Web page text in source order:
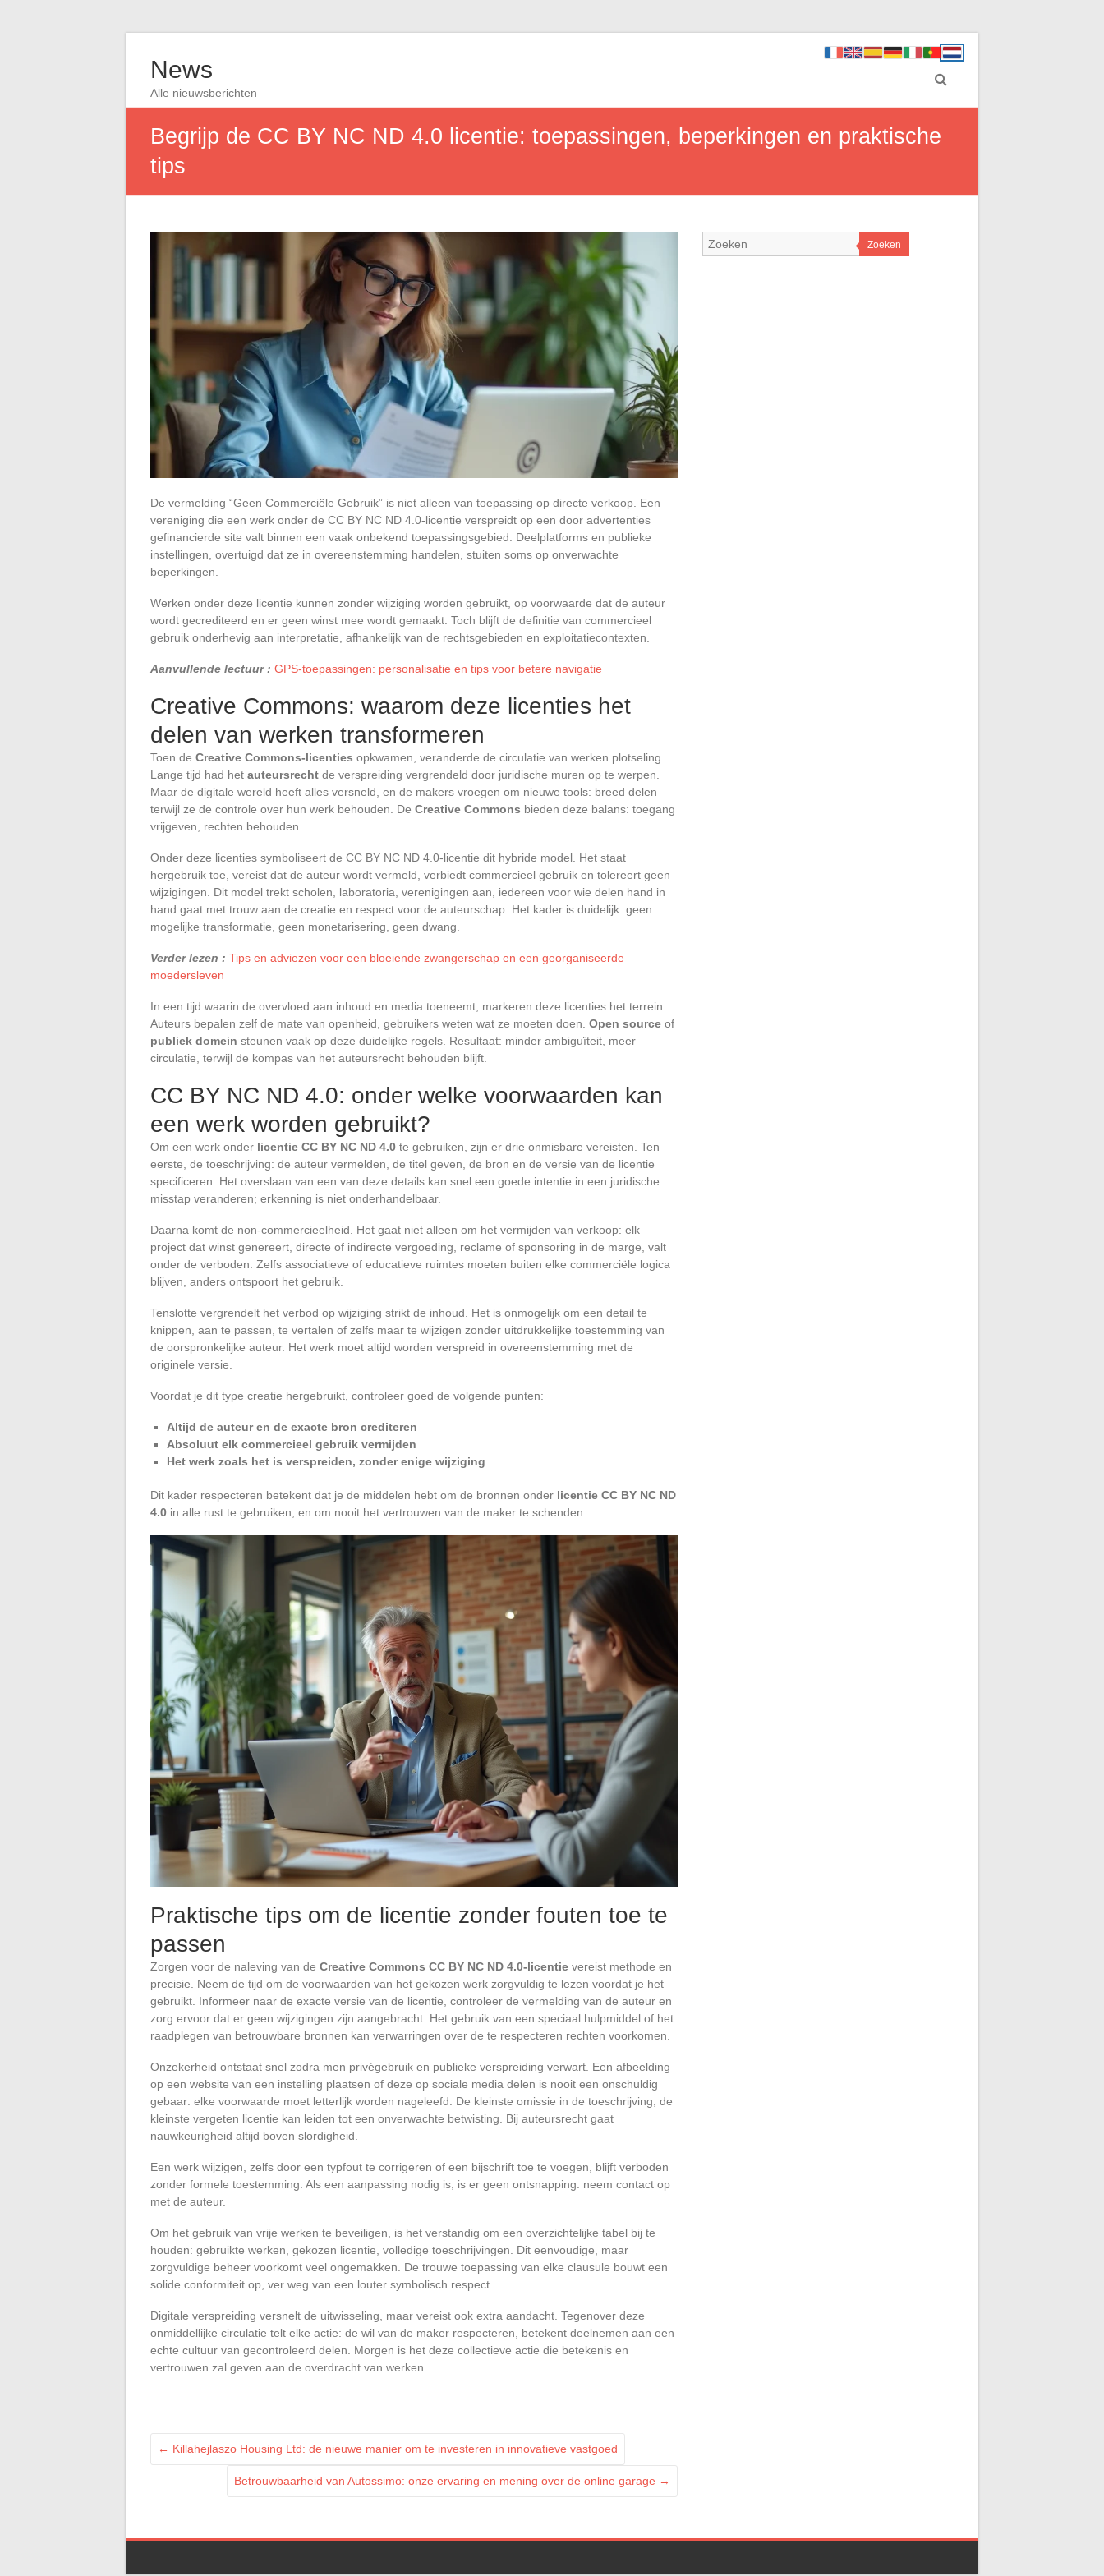
News
Alle nieuwsberichten
Begrijp de CC BY NC ND 4.0 licentie: toepassingen, beperkingen en praktische
tips
De vermelding “Geen Commerciële Gebruik” is niet alleen van toepassing op directe verkoop. Een
vereniging die een werk onder de CC BY NC ND 4.0-licentie verspreidt op een door advertenties
gefinancierde site valt binnen een vaak onbekend toepassingsgebied. Deelplatforms en publieke
instellingen, overtuigd dat ze in overeenstemming handelen, stuiten soms op onverwachte
beperkingen.
Werken onder deze licentie kunnen zonder wijziging worden gebruikt, op voorwaarde dat de auteur
wordt gecrediteerd en er geen winst mee wordt gemaakt. Toch blijft de definitie van commercieel
gebruik onderhevig aan interpretatie, afhankelijk van de rechtsgebieden en exploitatiecontexten.
Aanvullende lectuur : GPS-toepassingen: personalisatie en tips voor betere navigatie
Creative Commons: waarom deze licenties het
delen van werken transformeren
Toen de Creative Commons-licenties opkwamen, veranderde de circulatie van werken plotseling.
Lange tijd had het auteursrecht de verspreiding vergrendeld door juridische muren op te werpen.
Maar de digitale wereld heeft alles versneld, en de makers vroegen om nieuwe tools: breed delen
terwijl ze de controle over hun werk behouden. De Creative Commons bieden deze balans: toegang
vrijgeven, rechten behouden.
Onder deze licenties symboliseert de CC BY NC ND 4.0-licentie dit hybride model. Het staat
hergebruik toe, vereist dat de auteur wordt vermeld, verbiedt commercieel gebruik en tolereert geen
wijzigingen. Dit model trekt scholen, laboratoria, verenigingen aan, iedereen voor wie delen hand in
hand gaat met trouw aan de creatie en respect voor de auteurschap. Het kader is duidelijk: geen
mogelijke transformatie, geen monetarisering, geen dwang.
Verder lezen : Tips en adviezen voor een bloeiende zwangerschap en een georganiseerde
moedersleven
In een tijd waarin de overvloed aan inhoud en media toeneemt, markeren deze licenties het terrein.
Auteurs bepalen zelf de mate van openheid, gebruikers weten wat ze moeten doen. Open source of
publiek domein steunen vaak op deze duidelijke regels. Resultaat: minder ambiguïteit, meer
circulatie, terwijl de kompas van het auteursrecht behouden blijft.
CC BY NC ND 4.0: onder welke voorwaarden kan
een werk worden gebruikt?
Om een werk onder licentie CC BY NC ND 4.0 te gebruiken, zijn er drie onmisbare vereisten. Ten
eerste, de toeschrijving: de auteur vermelden, de titel geven, de bron en de versie van de licentie
specificeren. Het overslaan van een van deze details kan snel een goede intentie in een juridische
misstap veranderen; erkenning is niet onderhandelbaar.
Daarna komt de non-commercieelheid. Het gaat niet alleen om het vermijden van verkoop: elk
project dat winst genereert, directe of indirecte vergoeding, reclame of sponsoring in de marge, valt
onder de verboden. Zelfs associatieve of educatieve ruimtes moeten buiten elke commerciële logica
blijven, anders ontspoort het gebruik.
Tenslotte vergrendelt het verbod op wijziging strikt de inhoud. Het is onmogelijk om een detail te
knippen, aan te passen, te vertalen of zelfs maar te wijzigen zonder uitdrukkelijke toestemming van
de oorspronkelijke auteur. Het werk moet altijd worden verspreid in overeenstemming met de
originele versie.
Voordat je dit type creatie hergebruikt, controleer goed de volgende punten:
Altijd de auteur en de exacte bron crediteren
Absoluut elk commercieel gebruik vermijden
Het werk zoals het is verspreiden, zonder enige wijziging
Dit kader respecteren betekent dat je de middelen hebt om de bronnen onder licentie CC BY NC ND
4.0 in alle rust te gebruiken, en om nooit het vertrouwen van de maker te schenden.
Praktische tips om de licentie zonder fouten toe te
passen
Zorgen voor de naleving van de Creative Commons CC BY NC ND 4.0-licentie vereist methode en
precisie. Neem de tijd om de voorwaarden van het gekozen werk zorgvuldig te lezen voordat je het
gebruikt. Informeer naar de exacte versie van de licentie, controleer de vermelding van de auteur en
zorg ervoor dat er geen wijzigingen zijn aangebracht. Het gebruik van een speciaal hulpmiddel of het
raadplegen van betrouwbare bronnen kan verwarringen over de te respecteren rechten voorkomen.
Onzekerheid ontstaat snel zodra men privégebruik en publieke verspreiding verwart. Een afbeelding
op een website van een instelling plaatsen of deze op sociale media delen is nooit een onschuldig
gebaar: elke voorwaarde moet letterlijk worden nageleefd. De kleinste omissie in de toeschrijving, de
kleinste vergeten licentie kan leiden tot een onverwachte betwisting. Bij auteursrecht gaat
nauwkeurigheid altijd boven slordigheid.
Een werk wijzigen, zelfs door een typfout te corrigeren of een bijschrift toe te voegen, blijft verboden
zonder formele toestemming. Als een aanpassing nodig is, is er geen ontsnapping: neem contact op
met de auteur.
Om het gebruik van vrije werken te beveiligen, is het verstandig om een overzichtelijke tabel bij te
houden: gebruikte werken, gekozen licentie, volledige toeschrijvingen. Dit eenvoudige, maar
zorgvuldige beheer voorkomt veel ongemakken. De trouwe toepassing van elke clausule bouwt een
solide conformiteit op, ver weg van een louter symbolisch respect.
Digitale verspreiding versnelt de uitwisseling, maar vereist ook extra aandacht. Tegenover deze
onmiddellijke circulatie telt elke actie: de wil van de maker respecteren, betekent deelnemen aan een
echte cultuur van gecontroleerd delen. Morgen is het deze collectieve actie die betekenis en
vertrouwen zal geven aan de overdracht van werken.
← Killahejlaszo Housing Ltd: de nieuwe manier om te investeren in innovatieve vastgoed
Betrouwbaarheid van Autossimo: onze ervaring en mening over de online garage →
Zoeken